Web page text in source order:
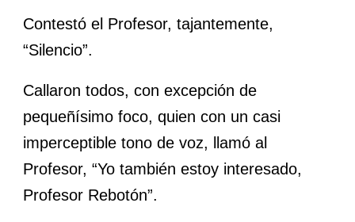
Contestó el Profesor, tajantemente,
“Silencio”.
Callaron todos, con excepción de
pequeñísimo foco, quien con un casi
imperceptible tono de voz, llamó al
Profesor, “Yo también estoy interesado,
Profesor Rebotón”.